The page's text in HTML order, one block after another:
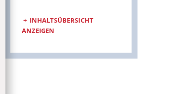
INHALTSÜBERSICHT
ANZEIGEN